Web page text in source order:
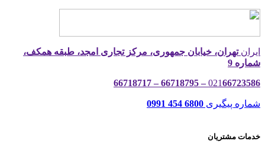
ایرانتهران، خیابان جمهوری، مرکز تجاری امجد، طبقه همکف،
شماره 9
02166723586 – 66718795 – 66718717
شماره پیگیری 6800 454 0991
خدمات مشتریان